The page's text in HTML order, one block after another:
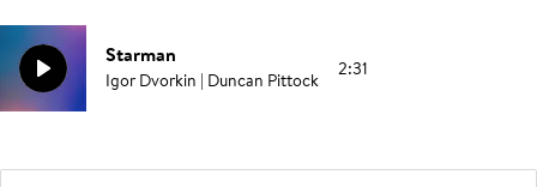
Starman
Igor Dvorkin | Duncan Pittock 2:31